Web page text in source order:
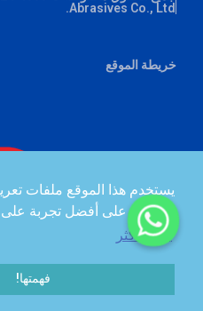
يستخدم هذا الموقع ملفات
حصولك على أفضل تجربة على
يتعلم أكثر
فهمتها!
Abrasives Co., Ltd.
خريطة الموقع